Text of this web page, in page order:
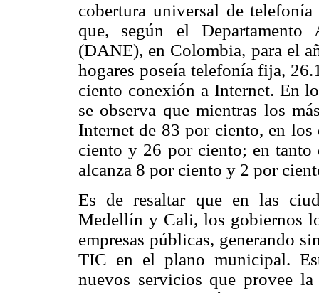
cobertura universal de
que, según el Departamento
(DANE), en Colombia, para el
hogares poseía telefonía fija,
ciento conexión a Internet. En
se observa que mientras los
Internet de 83 por ciento, en
ciento y 26 por ciento; en
alcanza 8 por ciento y 2 por
Es de resaltar que en las
Medellín y Cali, los gobiernos
empresas públicas, generando
TIC en el plano municipal.
nuevos servicios que provee